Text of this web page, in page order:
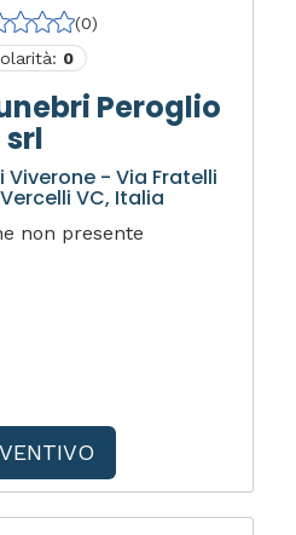
(0)
0
Peroglio
srl
Viverone - Via Fratelli
Vercelli VC, Italia
non presente